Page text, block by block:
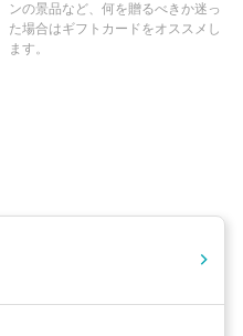
ンの景品など、何を贈るべきか迷っ
た場合はギフトカードをオススメし
ます。